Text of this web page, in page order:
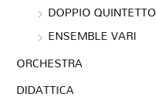
DOPPIO QUINTETTO
ENSEMBLE VARI
ORCHESTRA
DIDATTICA